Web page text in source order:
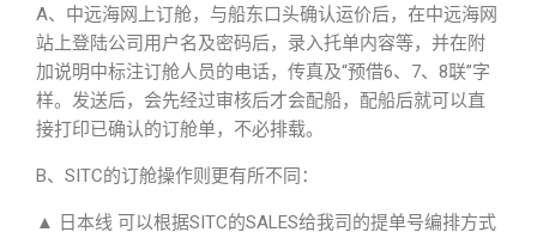
A、中远海网上订舱，与船东口头确认运价后，在中远海网
站上登陆公司用户名及密码后，录入托单内容等，并在附
加说明中标注订舱人员的电话，传真及“预借6、7、8联”字
样。发送后，会先经过审核后才会配船，配船后就可以直
接打印已确认的订舱单，不必排载。
B、SITC的订舱操作则更有所不同：
▲ 日本线 可以根据SITC的SALES给我司的提单号编排方式